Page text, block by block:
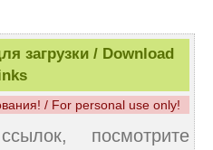
загрузки / Download
/ For personal use only!
посмотрите